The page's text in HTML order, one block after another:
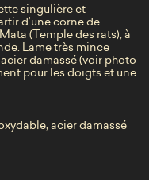
singulière et
d’une corne de
(Temple des rats), à
Lame très mince
damassé (voir photo
pour les doigts et une
acier damassé